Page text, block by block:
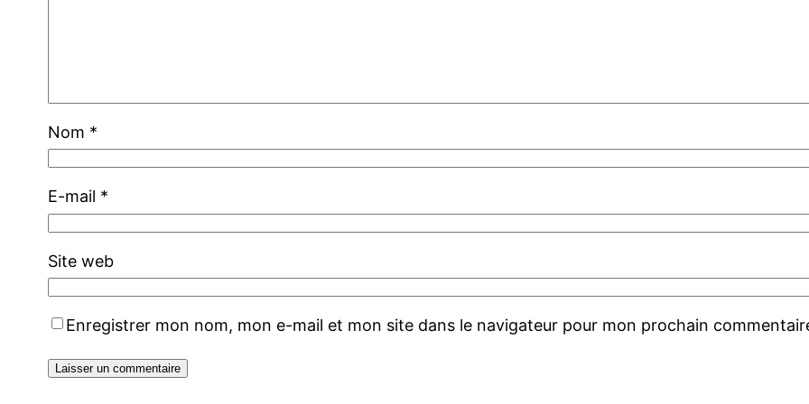
Nom *
E-mail *
Site web
Enregistrer mon nom, mon e-mail et mon site dans le navigateur pour mon prochain